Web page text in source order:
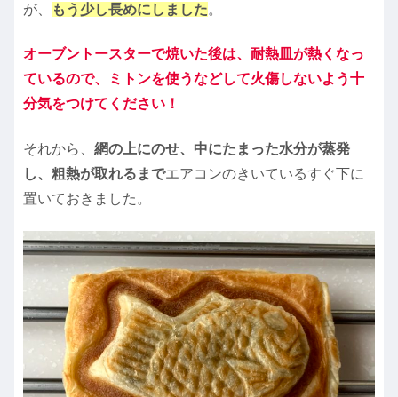
が、
もう少し長めにしました。
オーブントースターで焼いた後は、耐熱皿が熱くなっ
ているので、ミトンを使うなどして火傷しないよう十
分気をつけてください！
それから、 網の上にのせ、中にたまった水分が蒸発
し、粗熱が取れるまでエアコンのきいているすぐ下に
置いておきました。